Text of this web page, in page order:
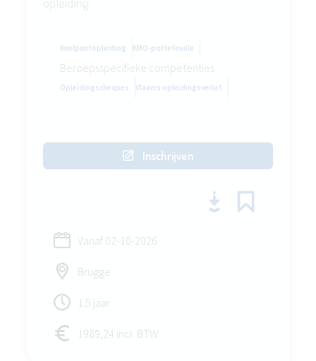
Knelpuntopleiding KMO-portefeuille
Beroepsspecifieke competenties
Opleidingscheques Vlaams opleidingsverlof
Inschrijven
Vanaf 02-10-2026
Brugge
1.5 jaar
1989,24 incl. BTW